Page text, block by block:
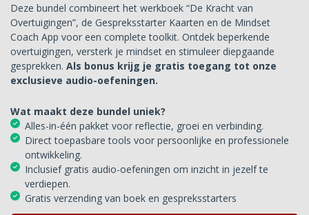
Deze bundel combineert het werkboek “De Kracht van
Overtuigingen”, de Gespreksstarter Kaarten en de Mindset
Coach App voor een complete toolkit. Ontdek beperkende
overtuigingen, versterk je mindset en stimuleer diepgaande
gesprekken. Als bonus krijg je gratis toegang tot onze
exclusieve audio-oefeningen.
Wat maakt deze bundel uniek?
Alles-in-één pakket voor reflectie, groei en verbinding.
Direct toepasbare tools voor persoonlijke en professionele
ontwikkeling.
Inclusief gratis audio-oefeningen om inzicht in jezelf te
verdiepen.
Gratis verzending van boek en gespreksstarters